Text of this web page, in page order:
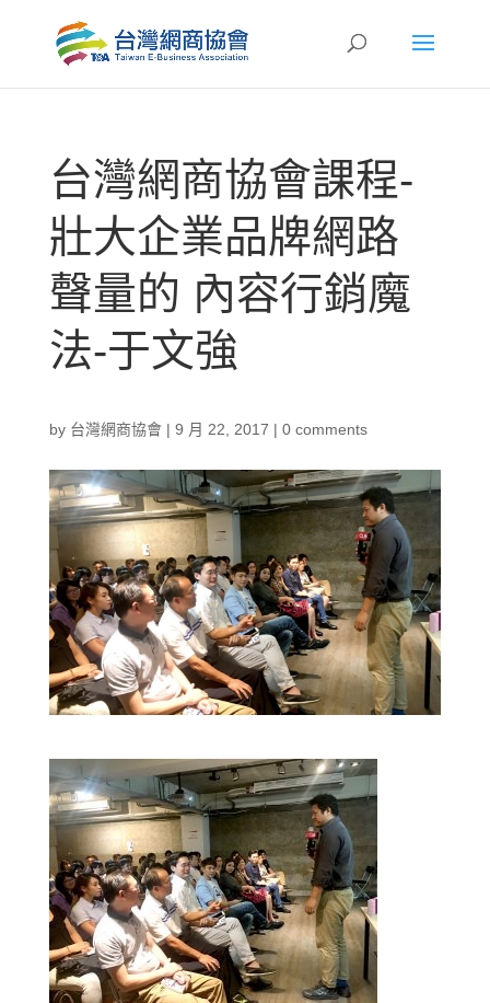
台灣網商協會課程-
壯大企業品牌網路
聲量的 內容行銷魔
法-于文強
by 台灣網商協會| 9 月 22, 2017 | 0 comments